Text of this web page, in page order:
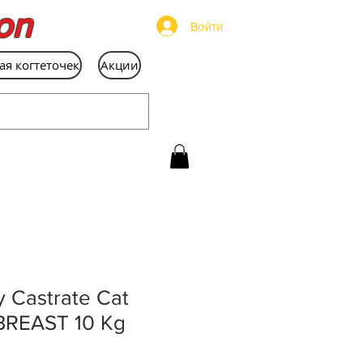
Войти
когтеточек Акции
Castrate Cat
10 Kg